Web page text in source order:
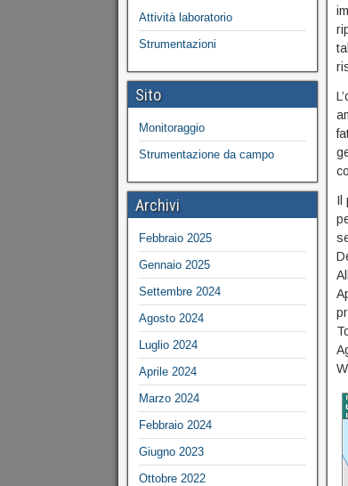
Il
Attività laboratorio
Strumentazioni
Sito
Monitoraggio
Strumentazione da campo
Archivi
Febbraio 2025
Gennaio 2025
Settembre 2024
Agosto 2024
Luglio 2024
Aprile 2024
Marzo 2024
Febbraio 2024
Giugno 2023
Ottobre 2022